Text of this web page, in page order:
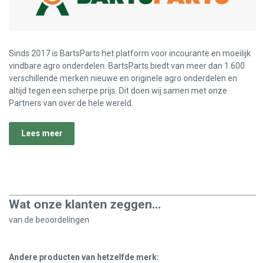
Sinds 2017 is BartsParts het platform voor incourante en moeilijk
vindbare agro onderdelen. BartsParts biedt van meer dan 1.600
verschillende merken nieuwe en originele agro onderdelen en
altijd tegen een scherpe prijs. Dit doen wij samen met onze
Partners van over de hele wereld.
Lees meer
Wat onze klanten zeggen...
van de beoordelingen
Andere producten van hetzelfde merk: